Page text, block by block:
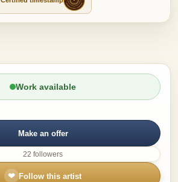
Work available
Make an offer
22 followers
❤ Follow this artist